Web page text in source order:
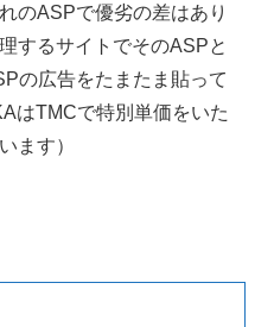
のASPで優劣の差はあり
するサイトでそのASPと
の広告をたまたま貼って
はTMCで特別単価をいた
ます）